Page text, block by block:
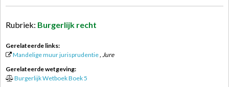
Rubriek: Burgerlijk recht
Gerelateerde links:
Mandelige muur jurisprudentie, Jure
Gerelateerde wetgeving:
Burgerlijk Wetboek Boek 5